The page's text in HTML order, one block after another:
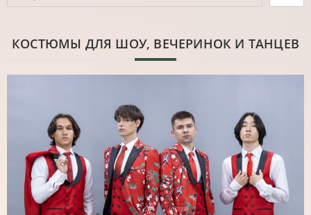
КОСТЮМЫ ДЛЯ ШОУ, ВЕЧЕРИНОК И ТАНЦЕВ